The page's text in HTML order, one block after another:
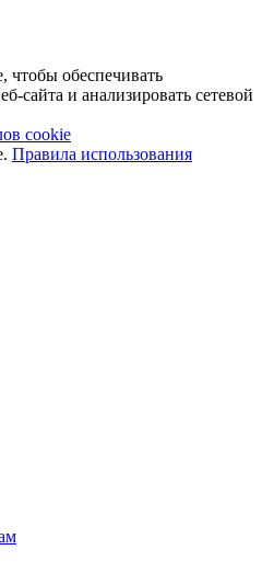
обеспечивать
сайта и анализировать сетевой
cookie
Правила использования